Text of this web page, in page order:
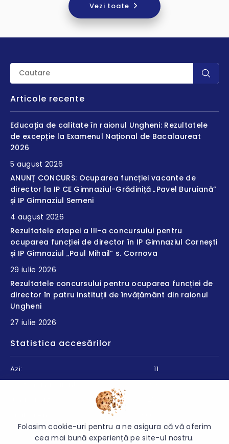
Vezi toate
Articole recente
Educația de calitate în raionul Ungheni: Rezultatele
de excepție la Examenul Național de Bacalaureat
2026
5 august 2026
ANUNȚ CONCURS: Ocuparea funcției vacante de
director la IP CE Gimnaziul-Grădiniță „Pavel Buruiană”
și IP Gimnaziul Semeni
4 august 2026
Rezultatele etapei a III-a concursului pentru
ocuparea funcției de director în IP Gimnaziul Cornești
și IP Gimnaziul „Paul Mihail” s. Cornova
29 iulie 2026
Rezultatele concursului pentru ocuparea funcției de
director în patru instituții de învățământ din raionul
Ungheni
27 iulie 2026
Statistica accesărilor
Azi:
11
Folosim cookie-uri pentru a ne asigura că vă oferim
cea mai bună experiență pe site-ul nostru.